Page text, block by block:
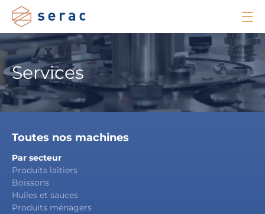
Services
Toutes nos machines
Par secteur
Produits laitiers
Boissons
Huiles et sauces
Produits ménagers